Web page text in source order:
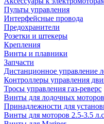
Пульты управления
Интерфейсные провода
Предохранители
Розетки и штекеры
Крепления
Винты и плавники
Запчасти
Дистанционное управление
Контроллеры управления
Тросы управления газ-реверс
Винты для лодочных моторов
Принадлежности для
Винты для моторов 2.5-3.5 л.с